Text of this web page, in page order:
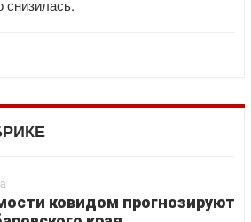
снизилась.
ковидом прогнозируют